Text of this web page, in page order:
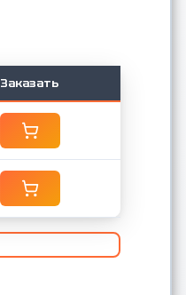
Заказать